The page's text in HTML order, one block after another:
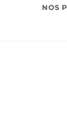
NOS